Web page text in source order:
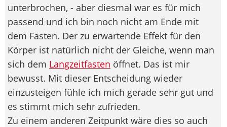
unterbrochen, - aber diesmal war es für mich
passend und ich bin noch nicht am Ende mit
dem Fasten. Der zu erwartende Effekt für den
Körper ist natürlich nicht der Gleiche, wenn man
sich dem Langzeitfasten öffnet. Das ist mir
bewusst. Mit dieser Entscheidung wieder
einzusteigen fühle ich mich gerade sehr gut und
es stimmt mich sehr zufrieden.
Zu einem anderen Zeitpunkt wäre dies so auch